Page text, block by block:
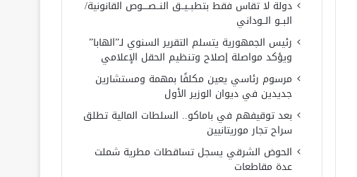
دولة لا تقاس فقط بتطبــيــق النــصــــوص القانونية/
البــو الــوداني
رئيس الجمهورية يتسلم التقرير السنوي لـ”الهابا”
ويؤكد مواصلة إصلاح وتنظيم الحقل الإعلامي
مرسوم رئاسي يعين مكلفًا بمهمة ومستشارين
جديدين في ديوان الوزير الأول
بعد توقيفهم في باماكو.. السلطات المالية تطلق
سراح تجار موريتانيين
الحوض الشرقي يسجل تساقطات مطرية شملت
عدة مقاطعات